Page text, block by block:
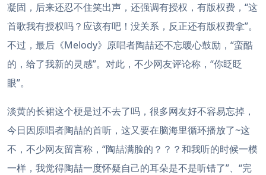
凝固，后来还忍不住笑出声，还强调有授权，有版权费，“这
首歌我有授权吗？应该有吧！没关系，反正还有版权费拿”。
不过，最后《Melody》原唱者陶喆还不忘暖心鼓励，“蛮酷
的，给了我新的灵感”。对此，不少网友评论称，“你眨眨
眼”。
淡黄的长裙这个梗是过不去了吗，很多网友好不容易忘掉，
今日因原唱者陶喆的首听，这又要在脑海里循环播放了~这
不，不少网友留言称，“陶喆满脸的？？？和我听的时候一模
一样，我觉得陶喆一度怀疑自己的耳朵是不是听错了”、“完